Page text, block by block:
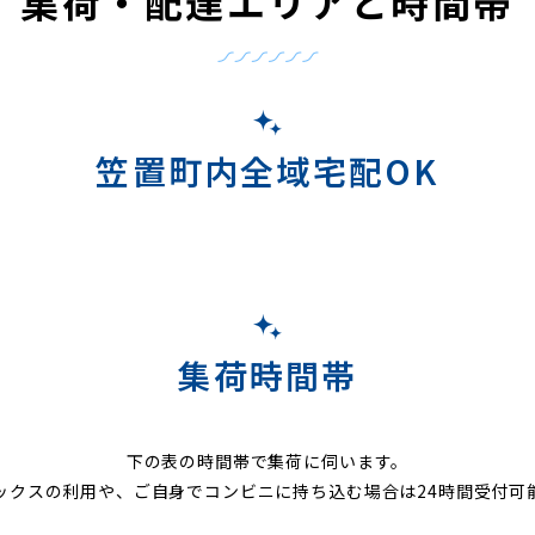
笠置町内全域宅配OK
集荷時間帯
下の表の時間帯で集荷に伺います。
クスの利用や、ご自身でコンビニに持ち込む場合は24時間受付可